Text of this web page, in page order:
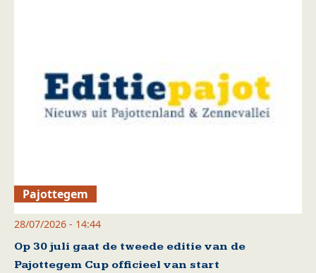
Pajottegem
28/07/2026 - 14:44
Op 30 juli gaat de tweede editie van de
Pajottegem Cup officieel van start